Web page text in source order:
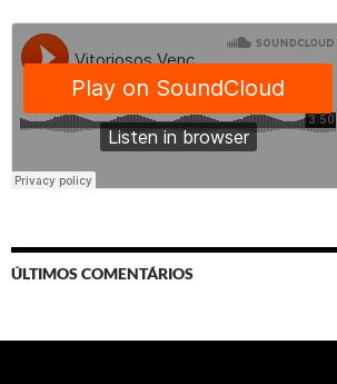
ÚLTIMOS COMENTÁRIOS